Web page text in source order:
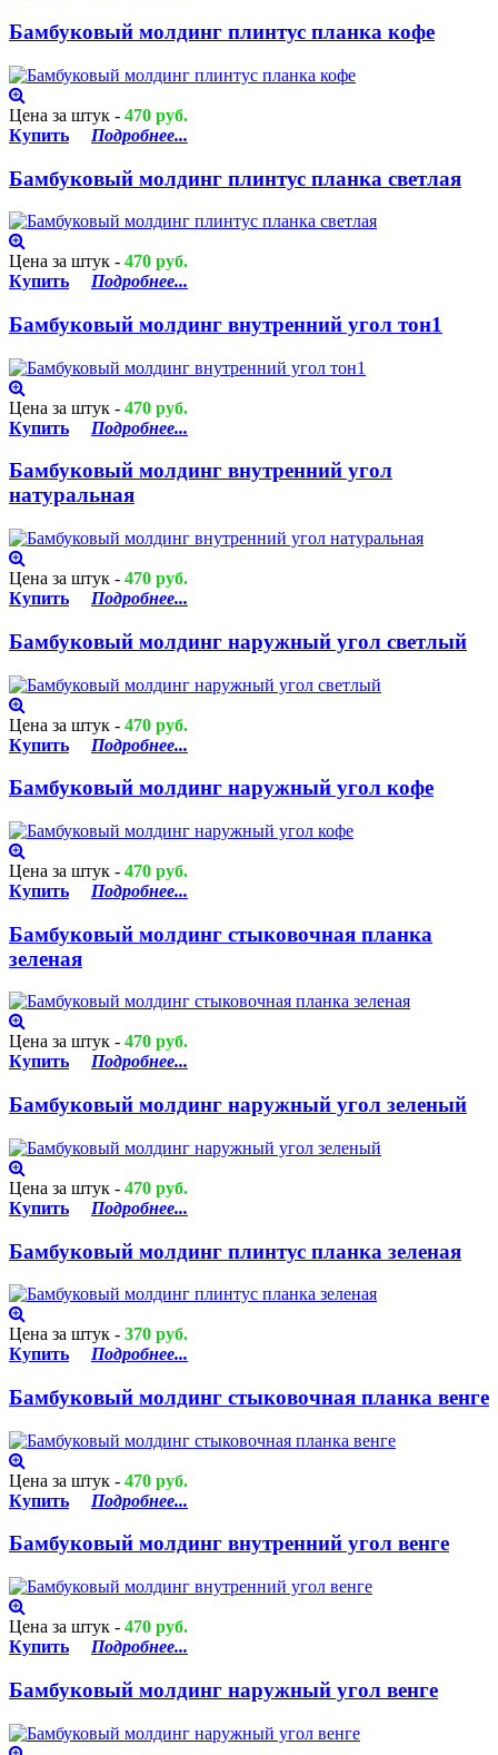
Бамбуковый молдинг плинтус планка кофе
Цена за штук - 470 руб.
Купить
Подробнее...
Бамбуковый молдинг плинтус планка светлая
Цена за штук - 470 руб.
Купить
Подробнее...
Бамбуковый молдинг внутренний угол тон1
Цена за штук - 470 руб.
Купить
Подробнее...
Бамбуковый молдинг внутренний угол
натуральная
Цена за штук - 470 руб.
Купить
Подробнее...
Бамбуковый молдинг наружный угол светлый
Цена за штук - 470 руб.
Купить
Подробнее...
Бамбуковый молдинг наружный угол кофе
Цена за штук - 470 руб.
Купить
Подробнее...
Бамбуковый молдинг стыковочная планка
зеленая
Цена за штук - 470 руб.
Купить
Подробнее...
Бамбуковый молдинг наружный угол зеленый
Цена за штук - 470 руб.
Купить
Подробнее...
Бамбуковый молдинг плинтус планка зеленая
Цена за штук - 370 руб.
Купить
Подробнее...
Бамбуковый молдинг стыковочная планка венге
Цена за штук - 470 руб.
Купить
Подробнее...
Бамбуковый молдинг внутренний угол венге
Цена за штук - 470 руб.
Купить
Подробнее...
Бамбуковый молдинг наружный угол венге